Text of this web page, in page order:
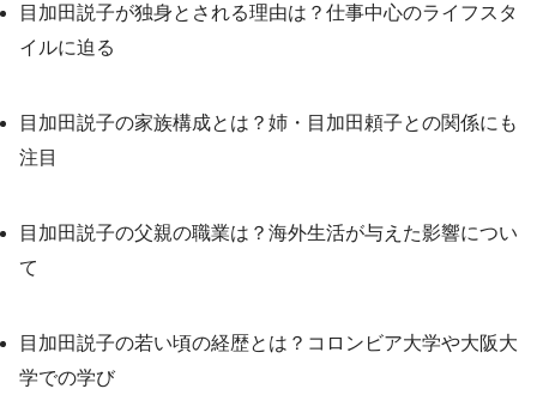
目加田説子が独身とされる理由は？仕事中心のライフスタ
イルに迫る
目加田説子の家族構成とは？姉・目加田頼子との関係にも
注目
目加田説子の父親の職業は？海外生活が与えた影響につい
て
目加田説子の若い頃の経歴とは？コロンビア大学や大阪大
学での学び